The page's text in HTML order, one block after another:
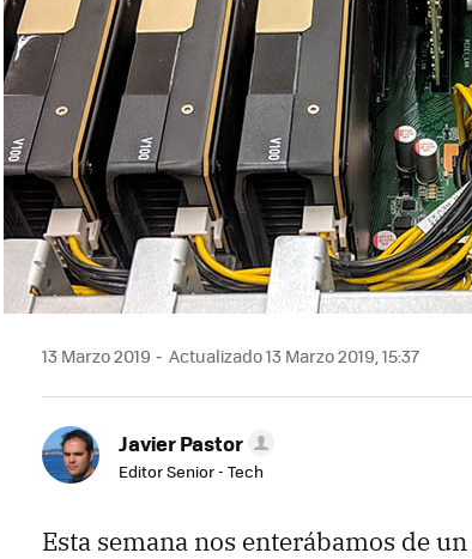
13 Marzo 2019 Actualizado 13 Marzo 2019, 15:37
Javier Pastor
Editor Senior - Tech
Esta semana nos enterábamos de